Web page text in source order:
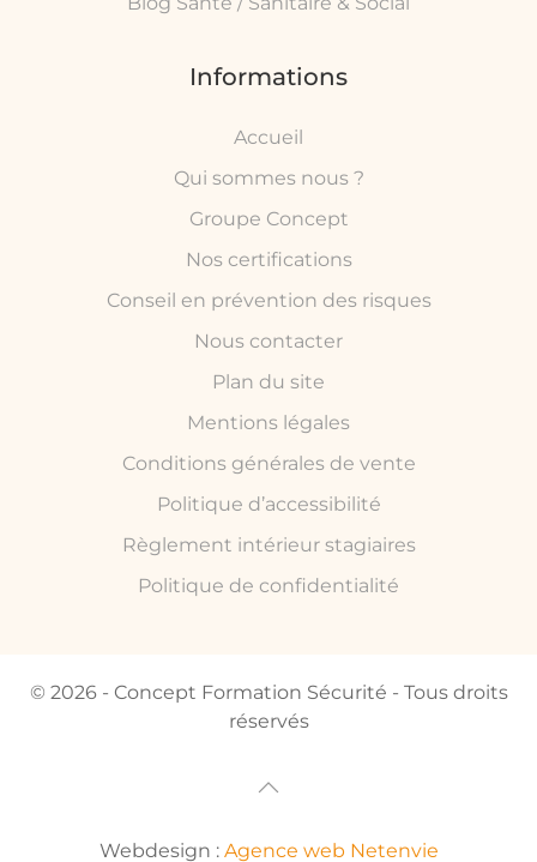
Informations
Accueil
Qui sommes nous ?
Groupe Concept
Nos certifications
Conseil en prévention des risques
Nous contacter
Plan du site
Mentions légales
Conditions générales de vente
Politique d’accessibilité
Règlement intérieur stagiaires
Politique de confidentialité
© 2026 - Concept Formation Sécurité - Tous droits
réservés
Webdesign : Agence web Netenvie